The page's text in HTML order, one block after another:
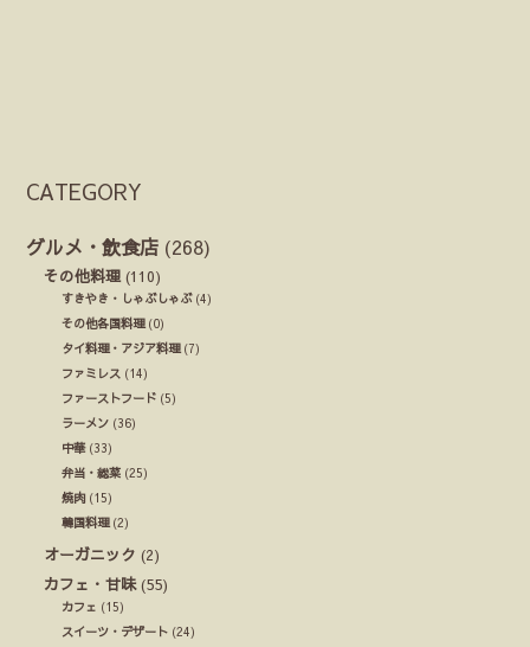
CATEGORY
グルメ・飲食店 (268)
その他料理 (110)
すきやき・しゃぶしゃぶ(4)
その他各国料理(0)
タイ料理・アジア料理(7)
ファミレス (14)
ファーストフード (5)
ラーメン (36)
中華(33)
弁当・総菜 (25)
焼肉 (15)
韓国料理(2)
オーガニック (2)
カフェ・甘味(55)
カフェ (15)
スイーツ・デザート (24)